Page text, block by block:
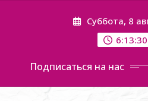
Суббота, 8
Подписаться на нас